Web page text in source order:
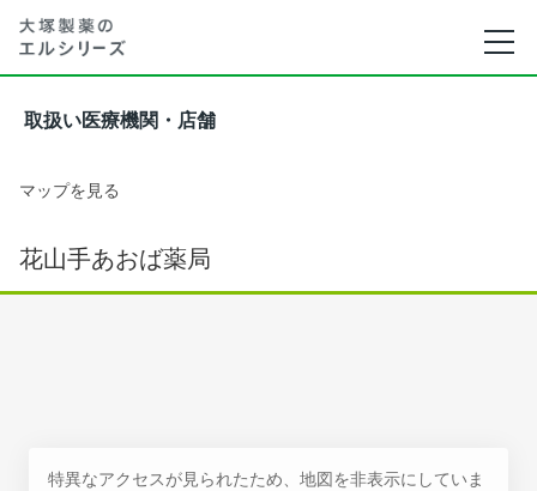
取扱い医療機関・店舗
マップを見る
花山手あおば薬局
特異なアクセスが見られたため、地図を非表示にしていま